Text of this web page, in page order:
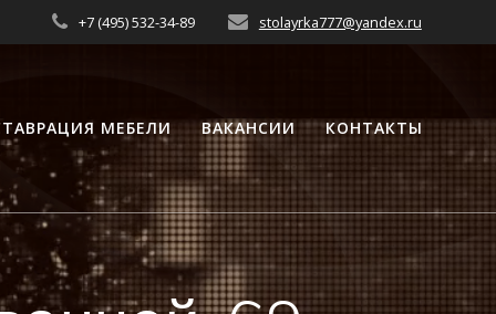
+7 (495) 532-34-89 stolayrka777@yandex.ru
МЕБЕЛИ ВАКАНСИИ КОНТАКТЫ